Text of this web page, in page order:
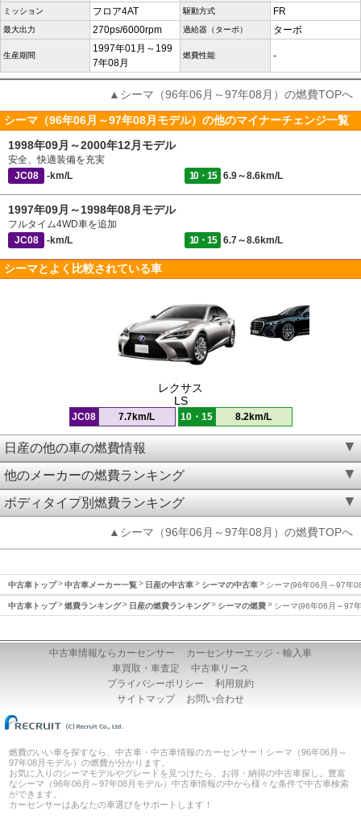
ミッション フロア4AT 駆動方式 FR
最大出力 270ps/6000rpm 過給器（ターボ） ターボ
生産期間
1997年01月～199
7年08月
燃費性能 -
▲シーマ（96年06月～97年08月）の燃費TOPへ
シーマ（96年06月～97年08月モデル）の他のマイナーチェンジ一覧
1998年09月～2000年12月モデル
安全、快適装備を充実
JC08
-km/L 10・15 6.9～8.6km/L
1997年09月～1998年08月モデル
フルタイム4WD車を追加
JC08
-km/L 10・15 6.7～8.6km/L
シーマとよく比較されている車
レクサス
LS
JC08 7.7km/L 10・15 8.2km/L
日産の他の車の燃費情報
他のメーカーの燃費ランキング
ボディタイプ別燃費ランキング
▲シーマ（96年06月～97年08月）の燃費TOPへ
中古車トップ 中古車メーカー一覧 日産の中古車 シーマの中古車 シーマ(96年06月～97年
中古車トップ 燃費ランキング 日産の燃費ランキング シーマの燃費 シーマ(96年06月～97
中古車情報ならカーセンサー
カーセンサーエッジ・輸入車
車買取・車査定
中古車リース
プライバシーポリシー
利用規約
サイトマップ
お問い合わせ
燃費のいい車を探すなら、中古車・中古車情報のカーセンサー！シーマ（96年06月～
97年08月モデル）の燃費が分かります。
お気に入りのシーマモデルやグレードを見つけたら、お得・納得の中古車探し。豊富
なシーマ（96年06月～97年08月モデル）中古車情報の中から様々な条件で中古車検索
ができます。
カーセンサーはあなたの車選びをサポートします！